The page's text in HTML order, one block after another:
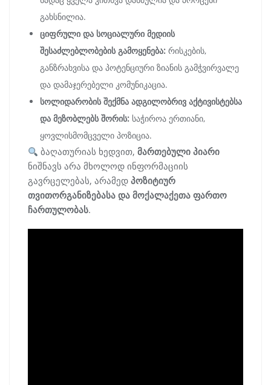
გახსნილია.
ციფრული და სოციალური მედიის
შესაძლებლობების გამოყენება: რისკების,
განზრახვისა და პოტენციური ზიანის გამჭვირვალე
და დამაჯერებელი კომუნიკაცია.
სოლიდარობის შექმნა ადგილობრივ აქტივისტებსა
და მეზობლებს შორის: საჭიროა ერთიანი,
ყოვლისმომცველი პოზიცია.
ბაღათურიას ხედვით,მართებული პიარი
ნიშნავს არა მხოლოდ ინფორმაციის
გავრცელებას, არამედ პოზიტიურ
თვითორგანიზებასა და მოქალაქეთა ფართო
ჩართულობას.